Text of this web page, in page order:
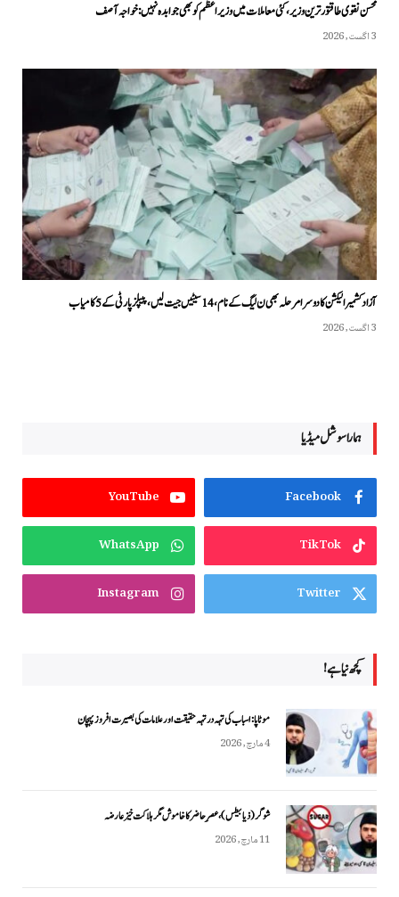
محسن نقوی طاقتور ترین وزیر، کئی معاملات میں وزیراعظم کو بھی جوابدہ نہیں: خواجہ آصف
3 اگست, 2026
آزاد کشمیر الیکشن کا دوسرا مرحلہ بھی ن لیگ کے نام، 14 سیٹیں جیت لیں، پیپلزپارٹی کے 5 کامیاب
3 اگست, 2026
ہمارا سوشل میڈیا
Facebook
YouTube
TikTok
WhatsApp
Twitter
Instagram
کچھ نیا ہے!
موٹاپا: اسباب کی تہہ در تہہ حقیقت اور علامات کی بصیرت افروز پہچان
4 مارچ, 2026
شوگر (ذیابیطس)، عصرِ حاضر کا خاموش مگر ہلاکت خیز عارضہ
11 مارچ, 2026